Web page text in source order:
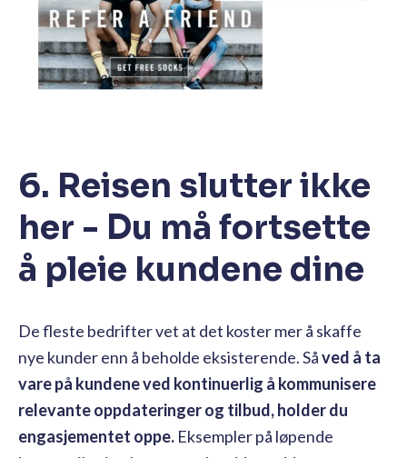
6. Reisen slutter ikke
her - Du må fortsette
å pleie kundene dine
De fleste bedrifter vet at det koster mer å skaffe
nye kunder enn å beholde eksisterende. Såved å ta
vare på kundene ved kontinuerlig å kommunisere
relevante oppdateringer og tilbud, holder du
engasjementet oppe. Eksempler på løpende